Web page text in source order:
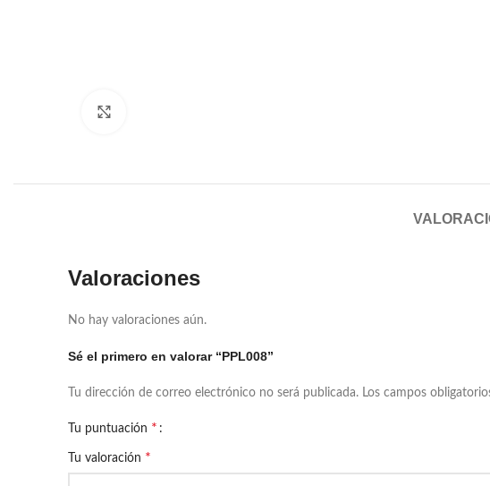
Valoraciones
No hay valoraciones aún.
Sé el primero en valorar “PPL008”
Tu dirección de correo electrónico no será publicada. Los campos
Tu puntuación *
Tu valoración *